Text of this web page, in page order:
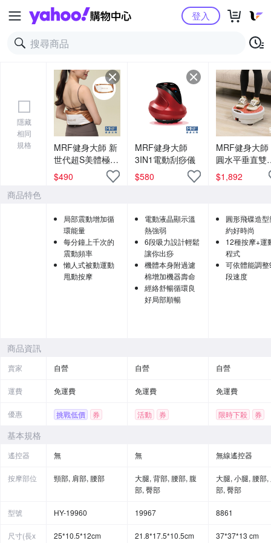
Yahoo購物中心登入
隱藏
相同
規格
MRF健身大師 新
世代超S美體極速
甩動按摩機
$490
MRF健身大師
3IN1電動刮痧儀
$580
MRF健身大師
圓⽔平垂直雙
動按摩進階版
$1,892
商品特色
局部震動增加循
環能量
每分鐘上千次的
震動頻率
懶人式被動運動
甩動按摩
電動液晶顯示溫
熱強弱
6段吸力設計輕鬆
讓你出痧
機體本身附過濾
棉增加機器壽命
經絡舒暢循環良
好局部順暢
圓形飛碟造型
約好時尚
12種按摩+運
程式
可依體能調
段速度
商品資訊
賣家 自營 自營 自營
運費 免運費 免運費 免運費
優惠 挑戰低價 券 活動 券 限時下殺 券
基本規格
遙控器 無 無 無線遙控器
按摩部位 頸部, 肩部, 腰部
大腿, 背部, 腰部, 腹
部, 臀部
大腿, 小腿, 腰部,
部, 臀部
型號 HY-19960 19967 8861
尺寸(長x
25*10.5*12cm 21.8*17.5*10.5cm 37*37*13 cm